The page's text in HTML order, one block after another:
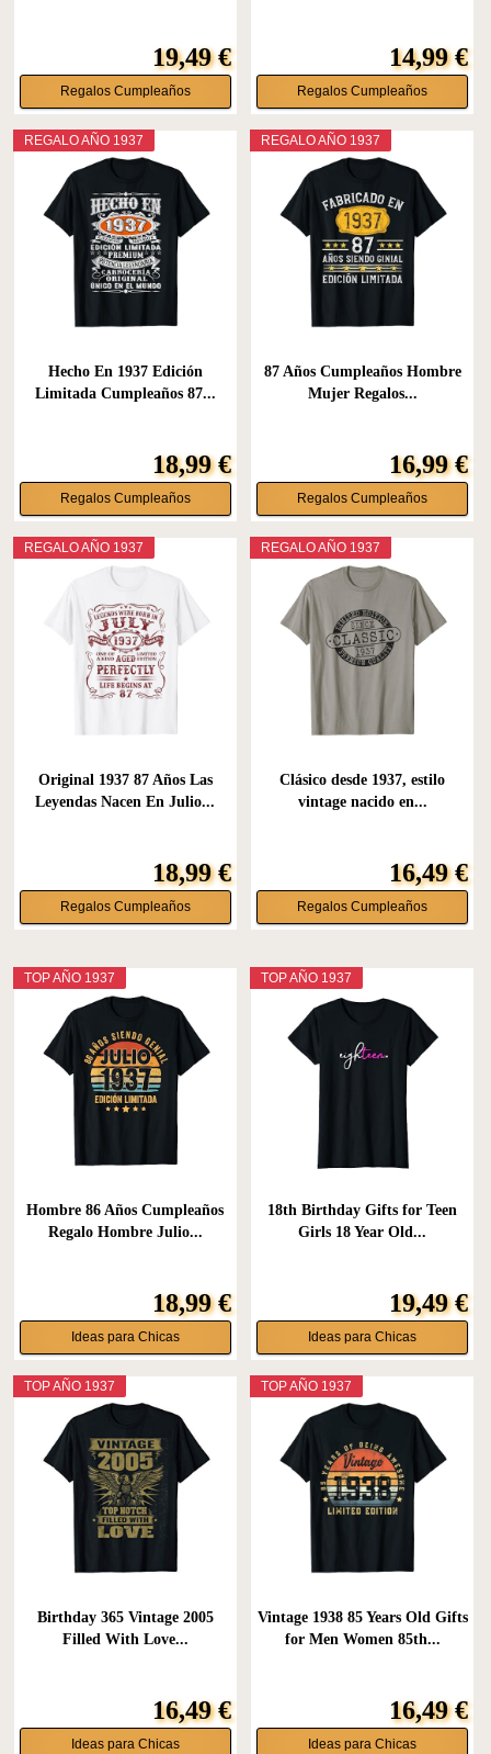
19,49 €
Regalos Cumpleaños
14,99 €
Regalos Cumpleaños
REGALO AÑO 1937
Hecho En 1937 Edición
Limitada Cumpleaños 87...
18,99 €
Regalos Cumpleaños
REGALO AÑO 1937
87 Años Cumpleaños Hombre
Mujer Regalos...
16,99 €
Regalos Cumpleaños
REGALO AÑO 1937
Original 1937 87 Años Las
Leyendas Nacen En Julio...
18,99 €
Regalos Cumpleaños
REGALO AÑO 1937
Clásico desde 1937, estilo
vintage nacido en...
16,49 €
Regalos Cumpleaños
TOP AÑO 1937
Hombre 86 Años Cumpleaños
Regalo Hombre Julio...
18,99 €
Ideas para Chicas
TOP AÑO 1937
18th Birthday Gifts for Teen
Girls 18 Year Old...
19,49 €
Ideas para Chicas
TOP AÑO 1937
Birthday 365 Vintage 2005
Filled With Love...
16,49 €
Ideas para Chicas
TOP AÑO 1937
Vintage 1938 85 Years Old Gifts
for Men Women 85th...
16,49 €
Ideas para Chicas